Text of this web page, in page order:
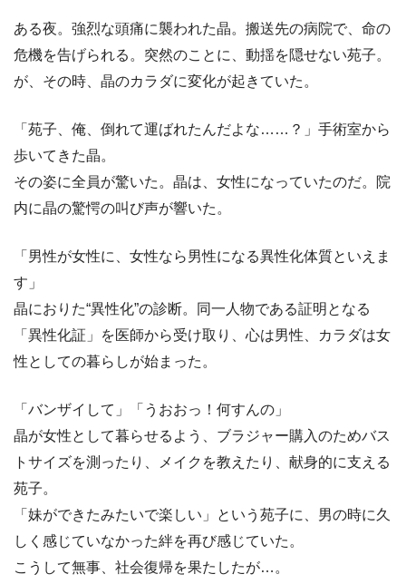
ある夜。強烈な頭痛に襲われた晶。搬送先の病院で、命の
危機を告げられる。突然のことに、動揺を隠せない苑子。
が、その時、晶のカラダに変化が起きていた。
「苑子、俺、倒れて運ばれたんだよな……？」手術室から
歩いてきた晶。
その姿に全員が驚いた。晶は、女性になっていたのだ。院
内に晶の驚愕の叫び声が響いた。
「男性が女性に、女性なら男性になる異性化体質といえま
す」
晶におりた“異性化”の診断。同一人物である証明となる
「異性化証」を医師から受け取り、心は男性、カラダは女
性としての暮らしが始まった。
「バンザイして」「うおおっ！何すんの」
晶が女性として暮らせるよう、ブラジャー購入のためバス
トサイズを測ったり、メイクを教えたり、献身的に支える
苑子。
「妹ができたみたいで楽しい」という苑子に、男の時に久
しく感じていなかった絆を再び感じていた。
こうして無事、社会復帰を果たしたが…。